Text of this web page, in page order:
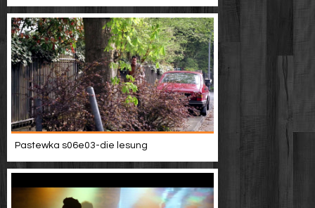
Pastewka s06e03-die lesung